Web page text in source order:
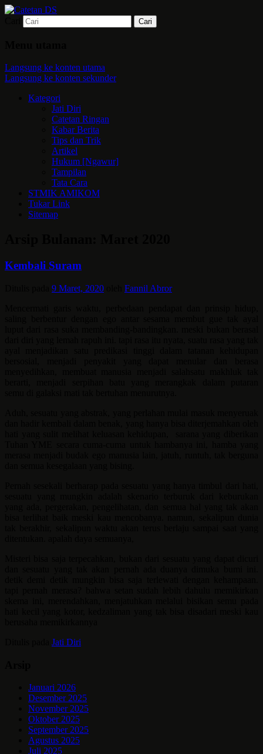
Catetan DS
Mari bermimpi dan ciptakan kehendak
Langsung ke konten utama
Langsung ke konten sekunder
Kategori
Jati Diri
Catetan Ringan
Kabar Berita
Tips dan Trik
Artikel
Hukum [Ngawur]
Tampilan
Tata Cara
STMIK AMIKOM
Tukar Link
Sitemap
Kembali Suram
9 Maret, 2020
Fannil Abror
Jati Diri
Januari 2026
Desember 2025
November 2025
Oktober 2025
September 2025
Agustus 2025
Juli 2025